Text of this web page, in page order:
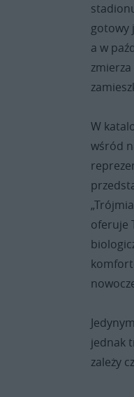
gotowy
a w
W
wśród
oferuje
jednak
zależy